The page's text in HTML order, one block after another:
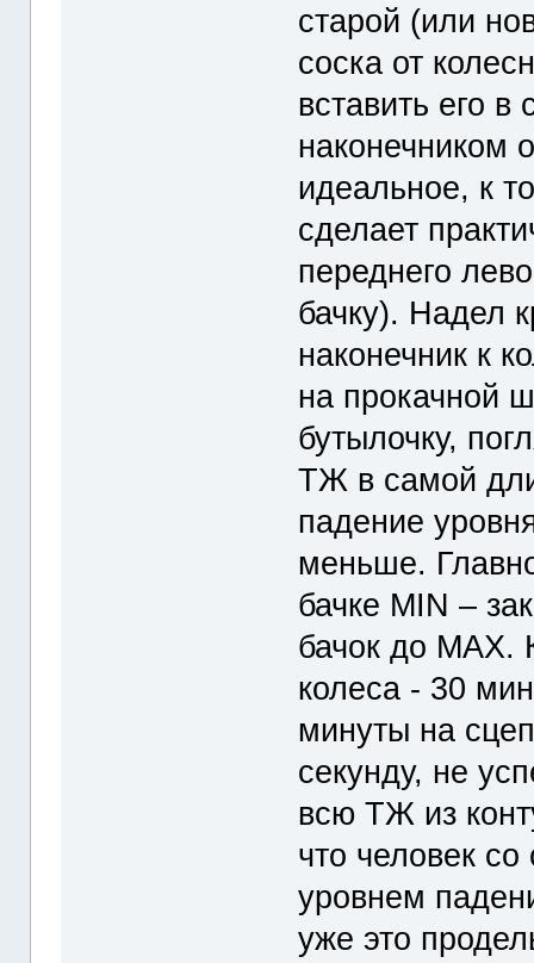
старой (или
соска от
вставить его
наконечником
идеальное, к
сделает
переднего
бачку). Надел
наконечник к
на прокачной
бутылочку,
ТЖ в самой
падение
меньше.
бачке MIN –
бачок до МAX.
колеса - 30
минуты на
секунду, не
всю ТЖ из
что человек
уровнем
уже это